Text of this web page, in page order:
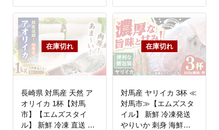
長崎県 対馬産 天然 ア
オリイカ 1杯【対馬
市】【エムズスタイ
ル】 新鮮 冷凍 直送 イ
対馬産 ヤリイカ 3杯 ≪
対馬市≫【エムズスタ
イル】 新鮮 冷凍発送
やりいか 刺身 海鮮